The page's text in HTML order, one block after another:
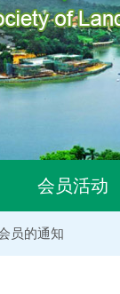
会员活动
的通知
员的通知
工作延期的通知
优秀学子奖评选